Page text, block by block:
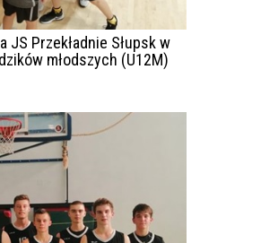
JS Przekładnie Słupsk w
młodszych (U12M)